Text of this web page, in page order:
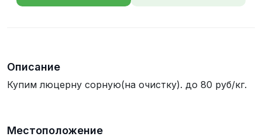
Описание
Купим люцерну сорную(на очистку). до 80 руб/кг.
Местоположение